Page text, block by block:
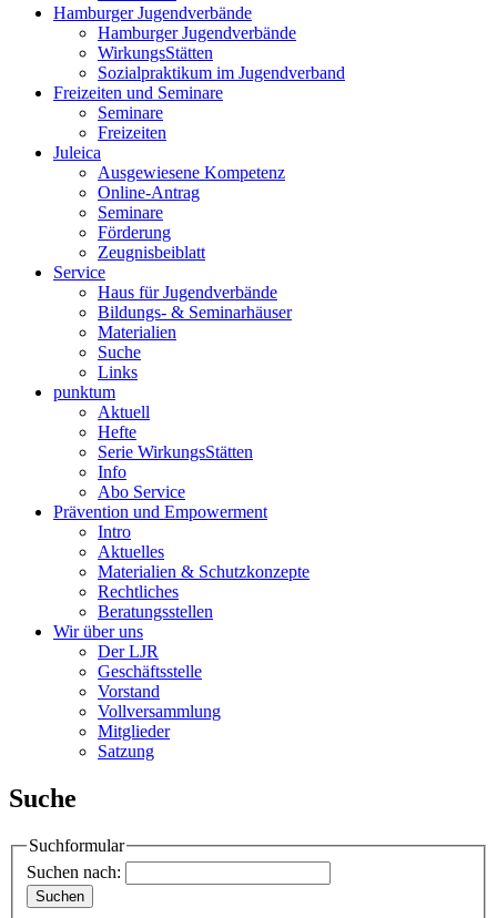
Hamburger Jugendverbände
Hamburger Jugendverbände
WirkungsStätten
Sozialpraktikum im Jugendverband
Freizeiten und Seminare
Seminare
Freizeiten
Juleica
Ausgewiesene Kompetenz
Online-Antrag
Seminare
Förderung
Zeugnisbeiblatt
Service
Haus für Jugendverbände
Bildungs- & Seminarhäuser
Materialien
Suche
Links
punktum
Aktuell
Hefte
Serie WirkungsStätten
Info
Abo Service
Prävention und Empowerment
Intro
Aktuelles
Materialien & Schutzkonzepte
Rechtliches
Beratungsstellen
Wir über uns
Der LJR
Geschäftsstelle
Vorstand
Vollversammlung
Mitglieder
Satzung
Suche
Suchformular
Suchen nach: